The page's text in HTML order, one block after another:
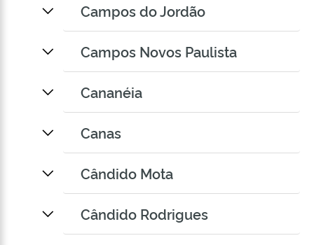
Campos do Jordão
Campos Novos Paulista
Cananéia
Canas
Cândido Mota
Cândido Rodrigues